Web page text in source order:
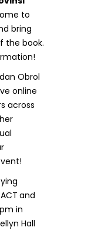
to
bring
the book.
Obrol
online
across
and
in
Hall